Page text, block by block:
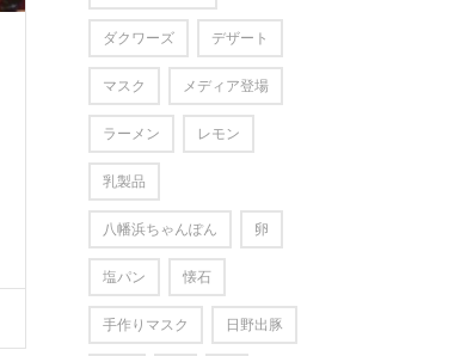
ダクワーズ デザート
マスク メディア登場
ラーメン レモン
乳製品
八幡浜ちゃんぽん 卵
塩パン 懐石
手作りマスク 日野出豚